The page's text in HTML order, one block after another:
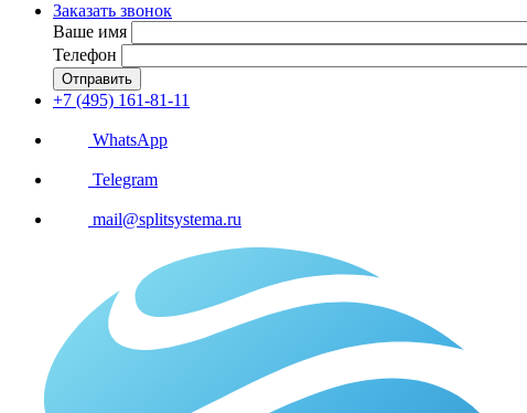
Заказать звонок
Ваше имя
Телефон
Отправить
+7 (495) 161-81-11
WhatsApp
Telegram
mail@splitsystema.ru